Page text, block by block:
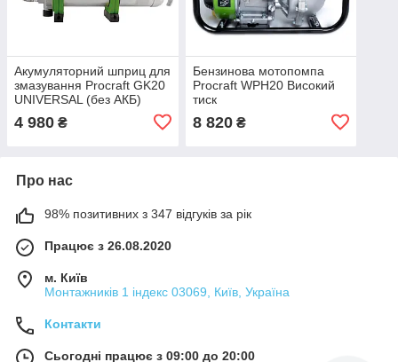
Акумуляторний шприц для
змазування Procraft GK20
UNIVERSAL (без АКБ)
4 980 ₴
Бензинова мотопомпа
Procraft WPH20 Високий
тиск
8 820₴
Про нас
98% позитивних з 347 відгуків за рік
Працює з 26.08.2020
м. Київ
Монтажників 1 індекс 03069, Київ, Україна
Контакти
Сьогодні працює з 09:00 до 20:00